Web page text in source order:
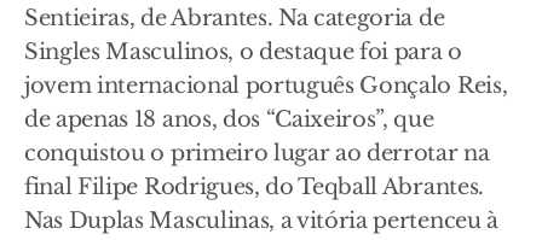
Sentieiras, de Abrantes. Na categoria de
Singles Masculinos, o destaque foi para o
jovem internacional português Gonçalo Reis,
de apenas 18 anos, dos “Caixeiros”, que
conquistou o primeiro lugar ao derrotar na
final Filipe Rodrigues, do Teqball Abrantes.
Nas Duplas Masculinas, a vitória pertenceu à